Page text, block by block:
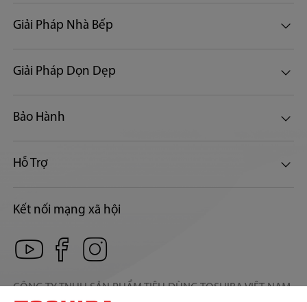
Giải Pháp Nhà Bếp
Giải Pháp Dọn Dẹp
Bảo Hành
Hỗ Trợ
Kết nối mạng xã hội
CÔNG TY TNHH SẢN PHẨM TIÊU DÙNG TOSHIBA VIỆT NAM